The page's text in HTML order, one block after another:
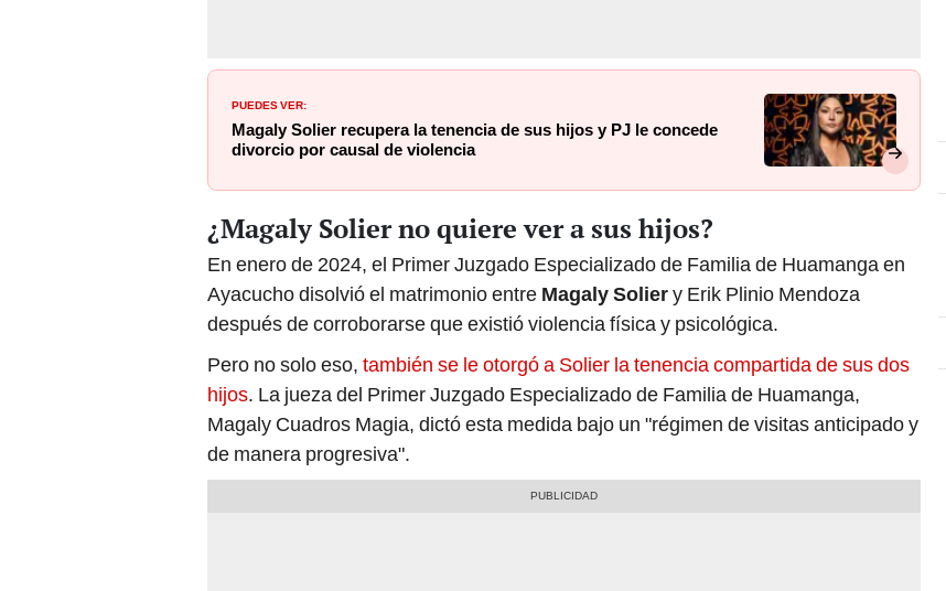
PUEDES VER:
Magaly Solier recupera la tenencia de sus hijos y PJ le concede
divorcio por causal de violencia
¿Magaly Solier no quiere ver a sus hijos?
En enero de 2024, el Primer Juzgado Especializado de Familia de Huamanga en
Ayacucho disolvió el matrimonio entre Magaly Soliery Erik Plinio Mendoza
después de corroborarse que existió violencia física y psicológica.
Pero no solo eso, también se le otorgó a Solier latenencia compartida de sus dos
hijos. La jueza del Primer Juzgado Especializado de Familia de Huamanga,
Magaly Cuadros Magia, dictó esta medida bajo un "régimen de visitas anticipado y
de manera progresiva".